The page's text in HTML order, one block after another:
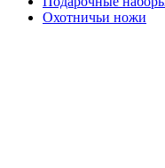
Охотничьи ножи